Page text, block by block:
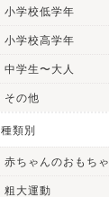
小学校低学年
小学校高学年
中学生〜大人
その他
種類別
赤ちゃんのおもちゃ
粗大運動